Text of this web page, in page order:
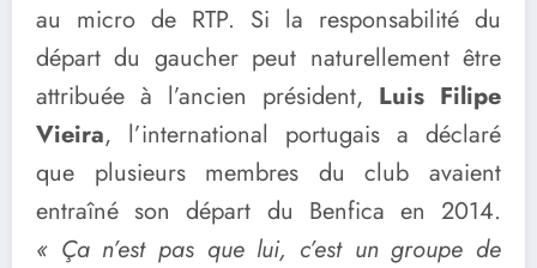
au micro de RTP. Si la responsabilité du
départ du gaucher peut naturellement être
attribuée à l’ancien président, Luis Filipe
Vieira, l’international portugais a déclaré
que plusieurs membres du club avaient
entraîné son départ du Benfica en 2014.
« Ça n’est pas que lui, c’est un groupe de